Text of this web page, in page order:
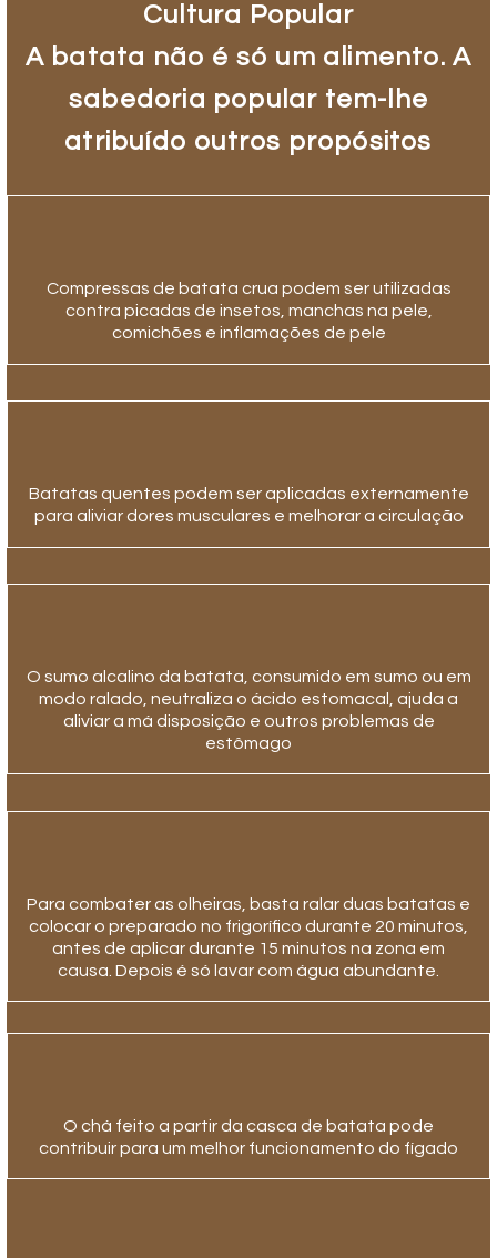
Cultura Popular
A batata não é só um alimento. A
sabedoria popular tem-lhe
atribuído outros propósitos
Compressas de batata crua podem ser utilizadas
contra picadas de insetos, manchas na pele,
comichões e inflamações de pele
Batatas quentes podem ser aplicadas externamente
para aliviar dores musculares e melhorar a circulação
O sumo alcalino da batata, consumido em sumo ou em
modo ralado, neutraliza o ácido estomacal, ajuda a
aliviar a má disposição e outros problemas de
estômago
Para combater as olheiras, basta ralar duas batatas e
colocar o preparado no frigorífico durante 20 minutos,
antes de aplicar durante 15 minutos na zona em
causa. Depois é só lavar com água abundante.
O chá feito a partir da casca de batata pode
contribuir para um melhor funcionamento do fígado